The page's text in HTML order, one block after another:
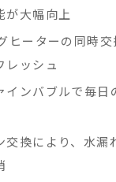
が大幅向上
ヒーターの同時交
レッシュ
インバブルで毎日
交換により、水漏